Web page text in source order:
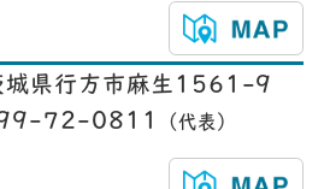
県行方市麻生1561-9
72-0811
（代表）